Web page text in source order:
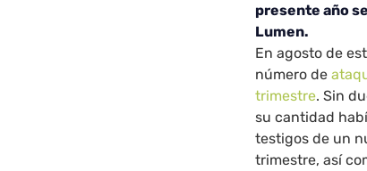
presente año
Lumen.
En agosto de
número de
trimestre. Sin
su cantidad
testigos de un
trimestre, así